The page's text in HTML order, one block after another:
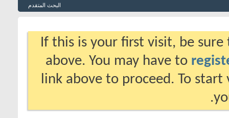
البحث المتقدم
If this is your first visit, be
above. You may have to
link above to proceed. To